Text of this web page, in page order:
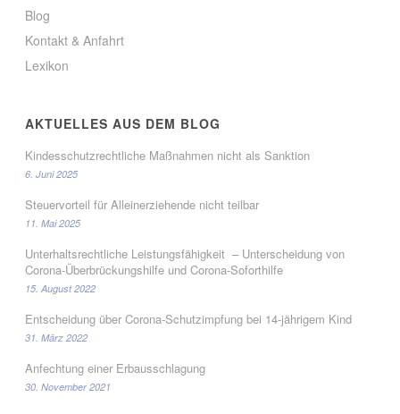
Blog
Kontakt & Anfahrt
Lexikon
AKTUELLES AUS DEM BLOG
Kindesschutzrechtliche Maßnahmen nicht als Sanktion
6. Juni 2025
Steuervorteil für Alleinerziehende nicht teilbar
11. Mai 2025
Unterhaltsrechtliche Leistungsfähigkeit – Unterscheidung von
Corona-Überbrückungshilfe und Corona-Soforthilfe
15. August 2022
Entscheidung über Corona-Schutzimpfung bei 14-jährigem Kind
31. März 2022
Anfechtung einer Erbausschlagung
30. November 2021